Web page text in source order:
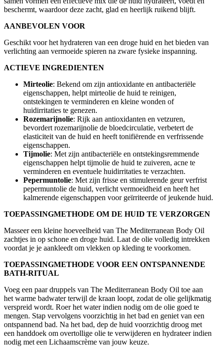
beschermt, waardoor deze zacht, glad en heerlijk ruikend blijft.
AANBEVOLEN VOOR
Geschikt voor het hydrateren van een droge huid en het bieden van
verlichting aan vermoeide spieren na zware fysieke inspanning.
ACTIEVE INGREDIENTEN
Mirteolie: Bekend om zijn antioxidante en antibacteriële
eigenschappen, helpt mirteolie de huid te reinigen,
ontstekingen te verminderen en kleine wonden of
huidirritaties te genezen.
Rozemarijnolie: Rijk aan antioxidanten en vetzuren,
bevordert rozemarijnolie de bloedcirculatie, verbetert de
elasticiteit van de huid en heeft tonifiërende en verfrissende
eigenschappen.
Tijmolie: Met zijn antibacteriële en ontstekingsremmende
eigenschappen helpt tijmolie de huid te zuiveren, acne te
verminderen en eventuele huidirritaties te verzachten.
Pepermuntolie: Met zijn frisse en stimulerende geur verfrist
pepermuntolie de huid, verlicht vermoeidheid en heeft het
kalmerende eigenschappen voor geïrriteerde of jeukende huid.
TOEPASSINGMETHODE OM DE HUID TE VERZORGEN
Masseer een kleine hoeveelheid van The Mediterranean Body Oil
zachtjes in op schone en droge huid. Laat de olie volledig intrekken
voordat je je aankleedt om vlekken op kleding te voorkomen.
TOEPASSINGMETHODE VOOR EEN ONTSPANNENDE
BATH-RITUAL
Voeg een paar druppels van The Mediterranean Body Oil toe aan
het warme badwater terwijl de kraan loopt, zodat de olie gelijkmatig
verspreid wordt. Roer het water indien nodig om de olie goed te
mengen. Stap vervolgens voorzichtig in het bad en geniet van een
ontspannend bad. Na het bad, dep de huid voorzichtig droog met
een handdoek om overtollige olie te verwijderen en hydrateer indien
nodig met een Lichaamscrème van jouw keuze.